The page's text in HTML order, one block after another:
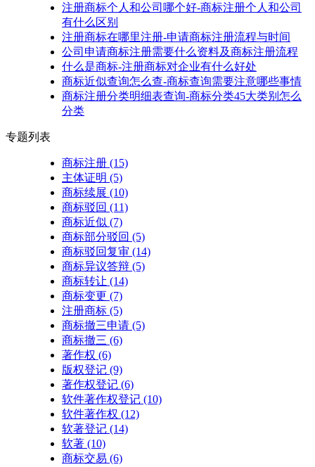
注册商标个人和公司哪个好-商标注册个人和公司
有什么区别
注册商标在哪里注册-申请商标注册流程与时间
公司申请商标注册需要什么资料及商标注册流程
什么是商标-注册商标对企业有什么好处
商标近似查询怎么查-商标查询需要注意哪些事情
商标注册分类明细表查询-商标分类45大类别怎么
分类
专题列表
商标注册 (15)
主体证明 (5)
商标续展 (10)
商标驳回 (11)
商标近似 (7)
商标部分驳回 (5)
商标驳回复审 (14)
商标异议答辩 (5)
商标转让 (14)
商标变更 (7)
注册商标 (5)
商标撤三申请 (5)
商标撤三 (6)
著作权 (6)
版权登记 (9)
著作权登记 (6)
软件著作权登记 (10)
软件著作权 (12)
软著登记 (14)
软著 (10)
商标交易 (6)